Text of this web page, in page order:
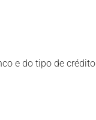
e do tipo de crédito